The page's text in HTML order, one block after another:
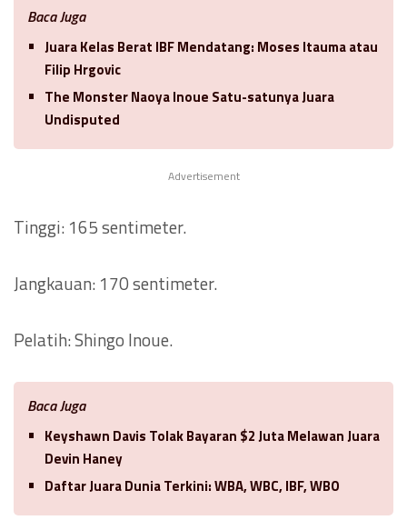
Baca Juga
Juara Kelas Berat IBF Mendatang: Moses Itauma atau
Filip Hrgovic
The Monster Naoya Inoue Satu-satunya Juara
Undisputed
Advertisement
Tinggi: 165 sentimeter.
Jangkauan: 170 sentimeter.
Pelatih: Shingo Inoue.
Baca Juga
Keyshawn Davis Tolak Bayaran $2 Juta Melawan Juara
Devin Haney
Daftar Juara Dunia Terkini: WBA, WBC, IBF, WBO